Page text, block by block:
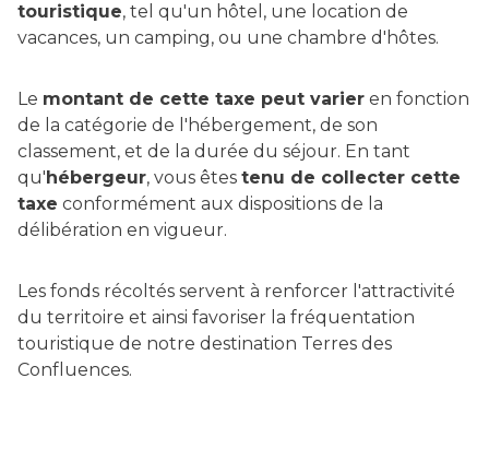
touristique, tel qu'un hôtel, une location de
vacances, un camping, ou une chambre d'hôtes.
Le montant de cette taxe peut varier en fonction
de la catégorie de l'hébergement, de son
classement, et de la durée du séjour. En tant
qu' hébergeur, vous êtes tenu de collecter cette
taxe conformément aux dispositions de la
délibération en vigueur.
Les fonds récoltés servent à renforcer l'attractivité
du territoire et ainsi favoriser la fréquentation
touristique de notre destination Terres des
Confluences.